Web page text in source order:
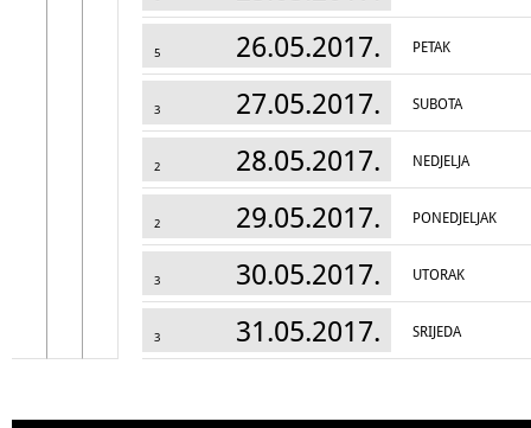
5 26.05.2017. PETAK
3 27.05.2017. SUBOTA
2 28.05.2017. NEDJELJA
2 29.05.2017. PONEDJELJAK
3 30.05.2017. UTORAK
3 31.05.2017. SRIJEDA